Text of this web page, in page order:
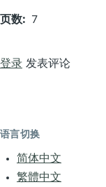
页数 7
登录 发表评论
语言切换
简体中文
繁體中文